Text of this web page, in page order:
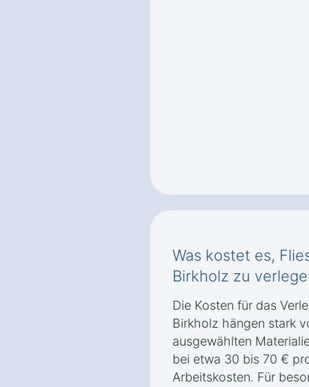
Was kostet es,
Birkholz zu
Die Kosten für das
Birkholz hängen stark
ausgewählten
bei etwa 30 bis 70 €
Arbeitskosten. Für